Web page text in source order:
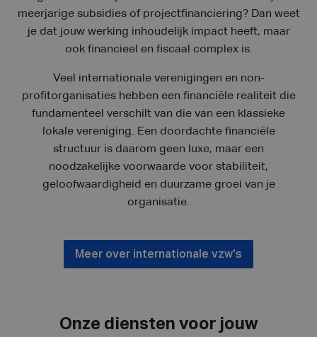
meerjarige subsidies of projectfinanciering? Dan weet
je dat jouw werking inhoudelijk impact heeft, maar
ook financieel en fiscaal complex is.
Veel internationale verenigingen en non-
profitorganisaties hebben een financiële realiteit die
fundamenteel verschilt van die van een klassieke
lokale vereniging. Een doordachte financiële
structuur is daarom geen luxe, maar een
noodzakelijke voorwaarde voor stabiliteit,
geloofwaardigheid en duurzame groei van je
organisatie.
Meer over internationale vzw's
Onze diensten voor jouw